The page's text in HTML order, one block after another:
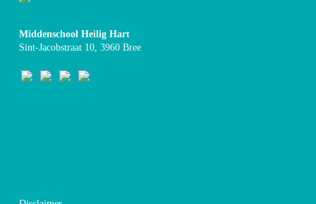
Middenschool Heilig Hart
Sint-Jacobstraat 10, 3960 Bree